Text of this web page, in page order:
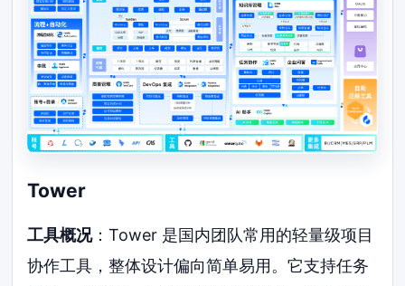
Tower
工具概况：Tower 是国内团队常用的轻量级项目
协作工具，整体设计偏向简单易用。它支持任务